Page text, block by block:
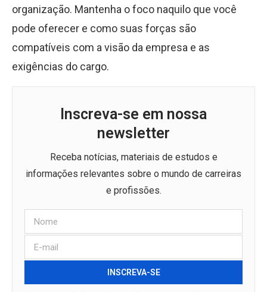
organização. Mantenha o foco naquilo que você
pode oferecer e como suas forças são
compatíveis com a visão da empresa e as
exigências do cargo.
Inscreva-se em nossa
newsletter
Receba notícias, materiais de estudos e
informações relevantes sobre o mundo de carreiras
e profissões.
INSCREVA-SE